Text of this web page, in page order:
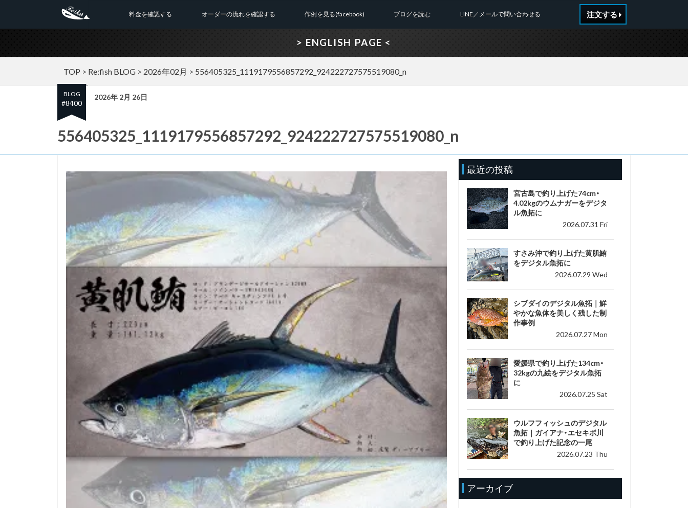
LINE／メールで問い合わせる
料金を確認する オーダーの流れを確認する 作例を見る(facebook) ブログを読む 注文する
> ENGLISH PAGE <
TOP > Re:fish BLOG > 2026年02月 > 556405325_1119179556857292_924222727575519080_n
BLOG
#8400
2026年 2月 26日
556405325_1119179556857292_924222727575519080_n
最近の投稿
宮古島で釣り上げた74cm・
4.02kgのウムナガーをデジタ
ル魚拓に
2026.07.31 Fri
すさみ沖で釣り上げた黄肌鮪
をデジタル魚拓に
2026.07.29 Wed
シブダイのデジタル魚拓｜鮮
やかな魚体を美しく残した制
作事例
2026.07.27 Mon
愛媛県で釣り上げた134cm・
32kgの九絵をデジタル魚拓
に
2026.07.25 Sat
ウルフフィッシュのデジタル
魚拓｜ガイアナ・エセキボ川
で釣り上げた記念の一尾
2026.07.23 Thu
アーカイブ